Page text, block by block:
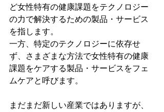
ど女性特有の健康課題をテクノロジー
の力で解決するための製品・サービス
を指します。
一方、特定のテクノロジーに依存せ
ず、さまざまな方法で女性特有の健康
課題をケアする製品・サービスをフェ
ムケアと呼びます。
まだまだ新しい産業ではありますが、